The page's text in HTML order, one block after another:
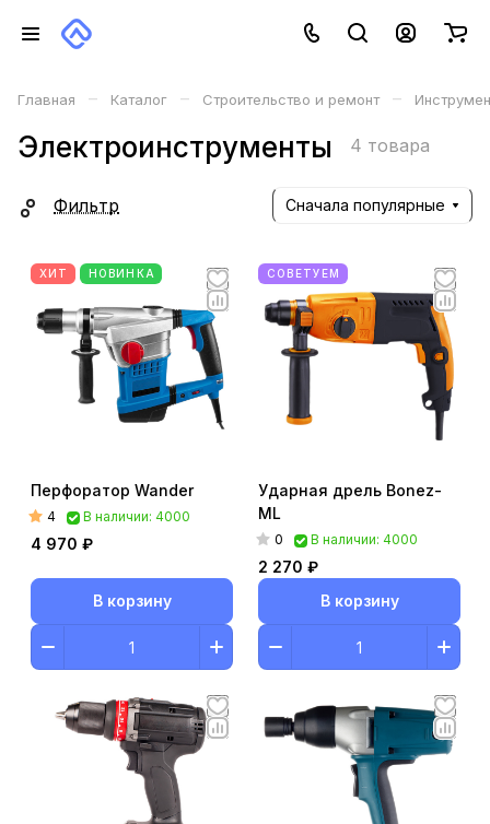
Главная – Каталог – Строительство и ремонт –
Электроинструменты 4 товара
Фильтр Сначала популярные
ХИТ НОВИНКА
Перфоратор Wander
4 В наличии: 4000
4 970 ₽
В корзину
СОВЕТУЕМ
Ударная дрель Bonez-
ML
0 В наличии: 4000
2 270 ₽
В корзину